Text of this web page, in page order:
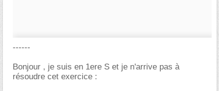
------
Bonjour , je suis en 1ere S et je n'arrive pas à
résoudre cet exercice :